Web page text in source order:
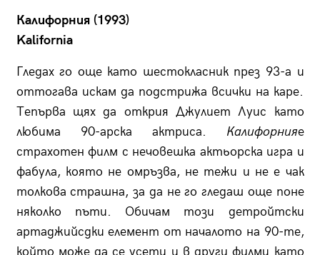
Калифорния (1993)
Kalifornia
Гледах го още като шестокласник през 93-а и
оттогава искам да подстрижа всички на каре.
Тепърва щях да открия Джулиет Луис като
любима 90-арска актриса. Калифорнияе
страхотен филм с нечовешка актьорска игра и
фабула, която не омръзва, не тежи и не е чак
толкова страшна, за да не го гледаш още поне
няколко пъти. Обичам този детройтски
артаджийсдки елемент от началото на 90-те,
който може да се усети и в други филми като